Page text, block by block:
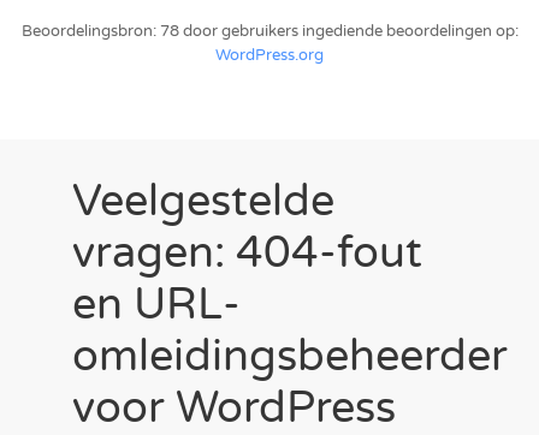
Beoordelingsbron: 78 door gebruikers ingediende beoordelingen op:
WordPress.org
Veelgestelde
vragen: 404-fout
en URL-
omleidingsbeheerder
voor WordPress